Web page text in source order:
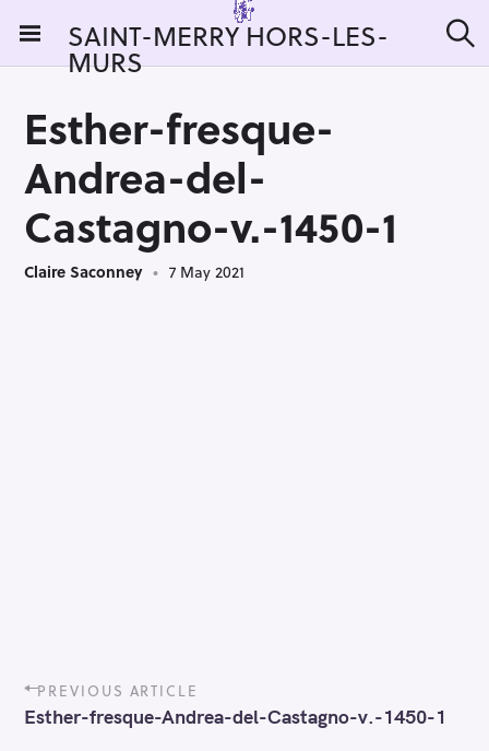
i
SAINT-MERRY HORS-LES-
MURS e
Esther-fresque-
Andrea-del-
Castagno-v.-1450-1
Claire Saconney 7 May 2021
P
o
s
PREVIOUS ARTICLE
Esther-fresque-Andrea-del-Castagno-v.-1450-1